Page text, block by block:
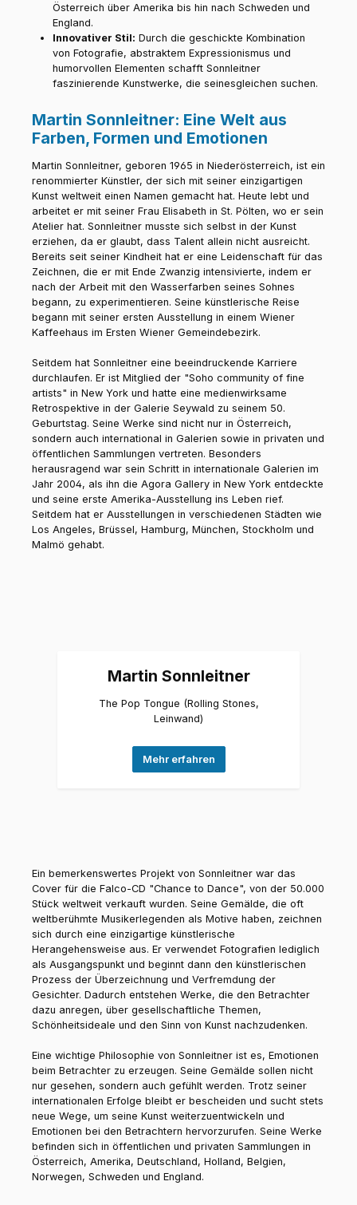
Österreich über Amerika bis hin nach Schweden und
England.
Innovativer Stil: Durch die geschickte Kombination
von Fotografie, abstraktem Expressionismus und
humorvollen Elementen schafft Sonnleitner
faszinierende Kunstwerke, die seinesgleichen suchen.
Martin Sonnleitner: Eine Welt aus
Farben, Formen und Emotionen
Martin Sonnleitner, geboren 1965 in Niederösterreich, ist ein
renommierter Künstler, der sich mit seiner einzigartigen
Kunst weltweit einen Namen gemacht hat. Heute lebt und
arbeitet er mit seiner Frau Elisabeth in St. Pölten, wo er sein
Atelier hat. Sonnleitner musste sich selbst in der Kunst
erziehen, da er glaubt, dass Talent allein nicht ausreicht.
Bereits seit seiner Kindheit hat er eine Leidenschaft für das
Zeichnen, die er mit Ende Zwanzig intensivierte, indem er
nach der Arbeit mit den Wasserfarben seines Sohnes
begann, zu experimentieren. Seine künstlerische Reise
begann mit seiner ersten Ausstellung in einem Wiener
Kaffeehaus im Ersten Wiener Gemeindebezirk.
Seitdem hat Sonnleitner eine beeindruckende Karriere
durchlaufen. Er ist Mitglied der "Soho community of fine
artists" in New York und hatte eine medienwirksame
Retrospektive in der Galerie Seywald zu seinem 50.
Geburtstag. Seine Werke sind nicht nur in Österreich,
sondern auch international in Galerien sowie in privaten und
öffentlichen Sammlungen vertreten. Besonders
herausragend war sein Schritt in internationale Galerien im
Jahr 2004, als ihn die Agora Gallery in New York entdeckte
und seine erste Amerika-Ausstellung ins Leben rief.
Seitdem hat er Ausstellungen in verschiedenen Städten wie
Los Angeles, Brüssel, Hamburg, München, Stockholm und
Malmö gehabt.
Martin Sonnleitner
The Pop Tongue (Rolling Stones,
Leinwand)
Mehr erfahren
Ein bemerkenswertes Projekt von Sonnleitner war das
Cover für die Falco-CD "Chance to Dance", von der 50.000
Stück weltweit verkauft wurden. Seine Gemälde, die oft
weltberühmte Musikerlegenden als Motive haben, zeichnen
sich durch eine einzigartige künstlerische
Herangehensweise aus. Er verwendet Fotografien lediglich
als Ausgangspunkt und beginnt dann den künstlerischen
Prozess der Überzeichnung und Verfremdung der
Gesichter. Dadurch entstehen Werke, die den Betrachter
dazu anregen, über gesellschaftliche Themen,
Schönheitsideale und den Sinn von Kunst nachzudenken.
Eine wichtige Philosophie von Sonnleitner ist es, Emotionen
beim Betrachter zu erzeugen. Seine Gemälde sollen nicht
nur gesehen, sondern auch gefühlt werden. Trotz seiner
internationalen Erfolge bleibt er bescheiden und sucht stets
neue Wege, um seine Kunst weiterzuentwickeln und
Emotionen bei den Betrachtern hervorzurufen. Seine Werke
befinden sich in öffentlichen und privaten Sammlungen in
Österreich, Amerika, Deutschland, Holland, Belgien,
Norwegen, Schweden und England.